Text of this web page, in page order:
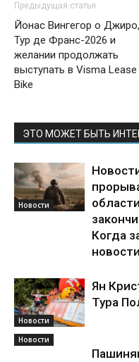
Предыдущая статья
Йонас Вингегор о Джиро,
Тур де Франс-2026 и
желании продолжать
выступать в Visma Lease
Bike
ЭТО МОЖЕТ БЫТЬ
Новости
Когда
Новости
Ян
Тура
Новости